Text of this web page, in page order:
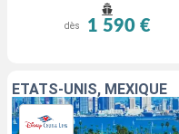
dès 1 590 €
ÉTATS-UNIS, MEXIQUE